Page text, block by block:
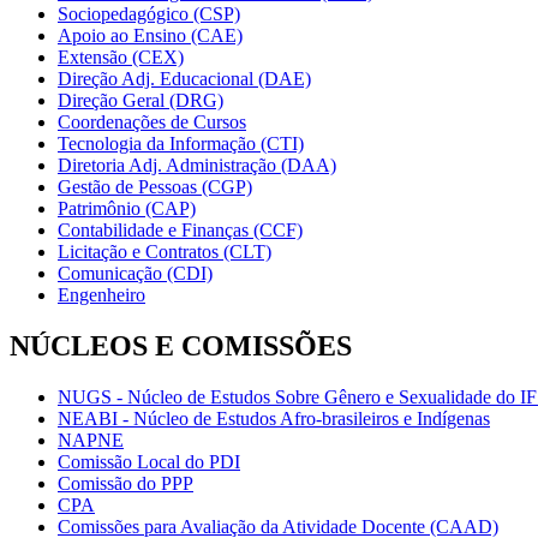
Sociopedagógico (CSP)
Apoio ao Ensino (CAE)
Extensão (CEX)
Direção Adj. Educacional (DAE)
Direção Geral (DRG)
Coordenações de Cursos
Tecnologia da Informação (CTI)
Diretoria Adj. Administração (DAA)
Gestão de Pessoas (CGP)
Patrimônio (CAP)
Contabilidade e Finanças (CCF)
Licitação e Contratos (CLT)
Comunicação (CDI)
Engenheiro
NÚCLEOS E COMISSÕES
NUGS - Núcleo de Estudos Sobre Gênero e Sexualidade do
NEABI - Núcleo de Estudos Afro-brasileiros e Indígenas
NAPNE
Comissão Local do PDI
Comissão do PPP
CPA
Comissões para Avaliação da Atividade Docente (CAAD)